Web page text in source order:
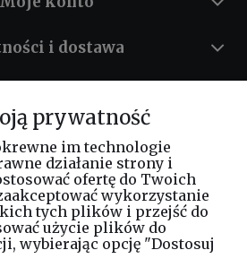
i dostawa
O nas
pytania? Zadzwoń!
kom. 730 994 188
prywatność
im technologie
działanie strony i
ofertę do Twoich
wykorzystanie
tych plików i przejść do
użycie plików do
wybierając opcję "Dostosuj